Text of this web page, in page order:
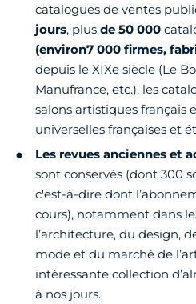
catalogues de ventes
jours, plus de 50 000
(environ7 000 firmes,
depuis le XIXe siècle (Le
Manufrance, etc.), les
salons artistiques français
universelles françaises et
Les revues anciennes et
sont conservés (dont 300
c'est-à-dire dont
cours), notamment dans
l’architecture, du design,
mode et du marché de
intéressante collection
à nos jours.